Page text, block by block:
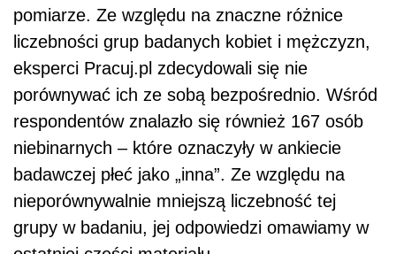
pomiarze. Ze względu na znaczne różnice
liczebności grup badanych kobiet i mężczyzn,
eksperci Pracuj.pl zdecydowali się nie
porównywać ich ze sobą bezpośrednio. Wśród
respondentów znalazło się również 167 osób
niebinarnych – które oznaczyły w ankiecie
badawczej płeć jako „inna”. Ze względu na
nieporównywalnie mniejszą liczebność tej
grupy w badaniu, jej odpowiedzi omawiamy w